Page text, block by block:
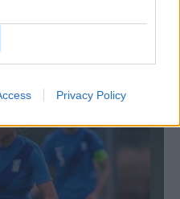
Privacy Policy